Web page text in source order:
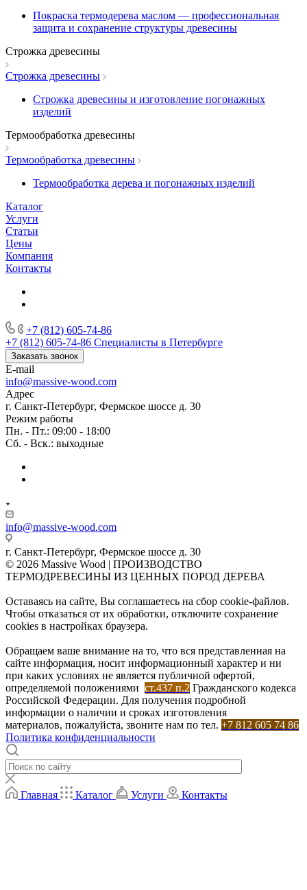
Покраска термодерева маслом — профессиональная
защита и сохранение структуры древесины
Строжка древесины
Строжка древесины
Строжка древесины и изготовление погонажных
изделий
Термообработка древесины
Термообработка древесины
Термообработка дерева и погонажных изделий
Каталог
Услуги
Статьи
Цены
Компания
Контакты
+7 (812) 605-74-86
+7 (812) 605-74-86 Специалисты в Петербурге
Заказать звонок
E-mail
info@massive-wood.com
Адрес
г. Санкт-Петербург, Фермское шоссе д. 30
Режим работы
Пн. - Пт.: 09:00 - 18:00
Сб. - Вск.: выходные
info@massive-wood.com
г. Санкт-Петербург, Фермское шоссе д. 30
© 2026 Massive Wood | ПРОИЗВОДСТВО
ТЕРМОДРЕВЕСИНЫ ИЗ ЦЕННЫХ ПОРОД ДЕРЕВА
Оставаясь на сайте, Вы соглашаетесь на сбор cookie-файлов.
Чтобы отказаться от их обработки, отключите сохранение
cookies в настройках браузера.
Обращаем ваше внимание на то, что вся представленная на
сайте информация, носит информационный характер и ни
при каких условиях не является публичной офертой,
определяемой положениями ст.437 п.2 Гражданского кодекса
Российской Федерации. Для получения подробной
информации о наличии и сроках изготовления
материалов, пожалуйста, звоните нам по тел. +7 812 605 74 86
Политика конфиденциальности
Главная Каталог Услуги Контакты